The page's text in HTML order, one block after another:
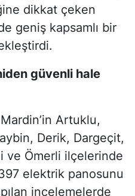
dikkat çeken
geniş kapsamlı bir
güvenli hale
Artuklu,
Derik, Dargeçit,
ve Ömerli ilçelerinde
elektrik panosunu
incelemelerde